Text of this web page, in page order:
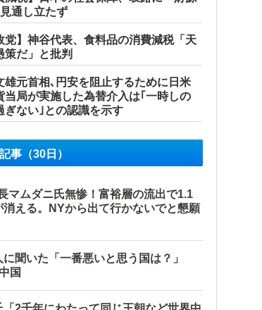
通し立たず
党】神谷代表、食料品の消費減税「天
策だ」と批判
雄元首相､円安を阻止するために日米
当局が実施した為替介入は｢一時しの
ぎない｣との認識を示す
事（30日）
マムダニ氏無惨！富裕層の流出で1.1
消える。NYから出て行かないでと懇願
に聞いた「一番悪いと思う国は？」
国